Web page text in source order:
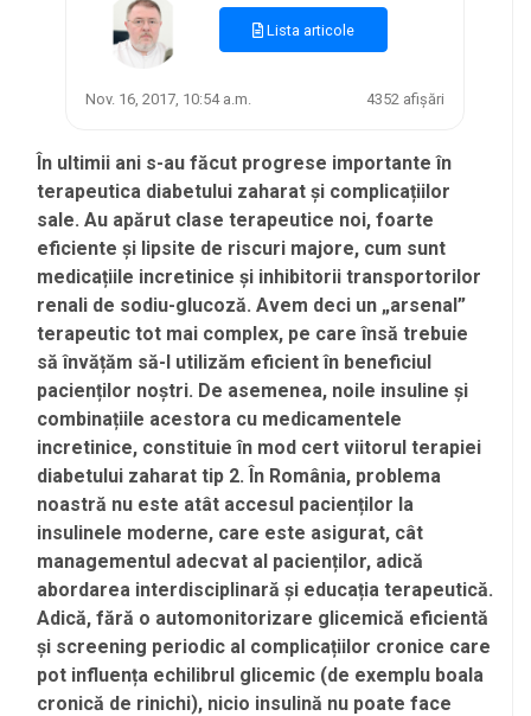
Lista articole
Nov. 16, 2017, 10:54 a.m. 4352 afișări
În ultimii ani s-au făcut progrese importante în
terapeutica diabetului zaharat și complicațiilor
sale. Au apărut clase terapeutice noi, foarte
eficiente și lipsite de riscuri majore, cum sunt
medicațiile incretinice și inhibitorii transportorilor
renali de sodiu-glucoză. Avem deci un „arsenal”
terapeutic tot mai complex, pe care însă trebuie
să învățăm să-l utilizăm eficient în beneficiul
pacienților noștri. De asemenea, noile insuline și
combinațiile acestora cu medicamentele
incretinice, constituie în mod cert viitorul terapiei
diabetului zaharat tip 2. În România, problema
noastră nu este atât accesul pacienților la
insulinele moderne, care este asigurat, cât
managementul adecvat al pacienților, adică
abordarea interdisciplinară și educația terapeutică.
Adică, fără o automonitorizare glicemică eficientă
și screening periodic al complicațiilor cronice care
pot influența echilibrul glicemic (de exemplu boala
cronică de rinichi), nicio insulină nu poate face